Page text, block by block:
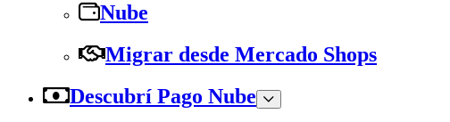
Nube
Migrar desde Mercado Shops
Descubrí Pago Nube